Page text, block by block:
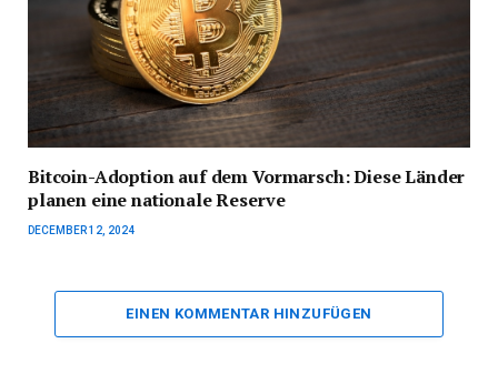
Bitcoin-Adoption auf dem Vormarsch: Diese Länder
planen eine nationale Reserve
DECEMBER 12, 2024
EINEN KOMMENTAR HINZUFÜGEN